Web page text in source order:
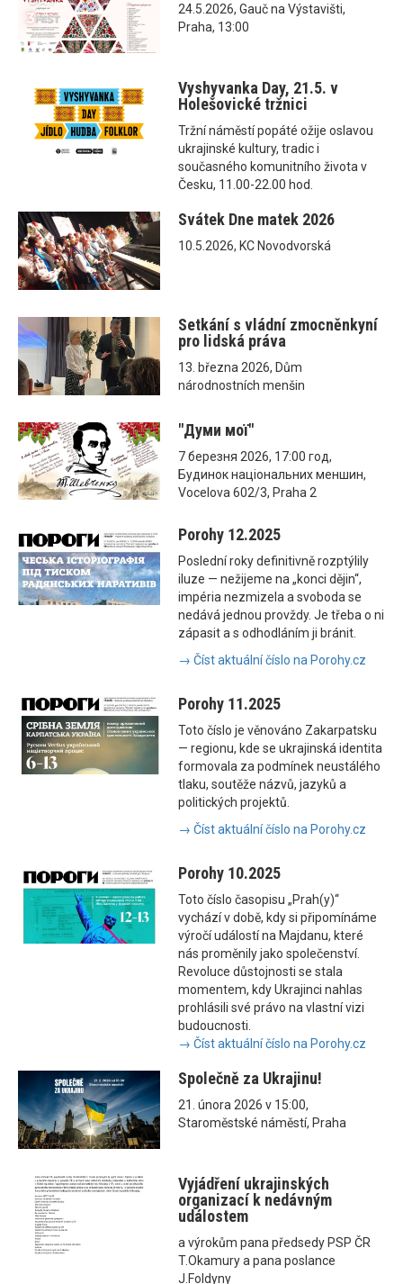
24.5.2026, Gauč na Výstavišti,
Praha, 13:00
Vyshyvanka Day, 21.5. v
Holešovické tržnici
Tržní náměstí popáté ožije oslavou
ukrajinské kultury, tradic i
současného komunitního života v
Česku, 11.00-22.00 hod.
Svátek Dne matek 2026
10.5.2026, KC Novodvorská
Setkání s vládní zmocněnkyní
pro lidská práva
13. března 2026, Dům
národnostních menšin
"Думи мої"
7 березня 2026, 17:00 год,
Будинок національних меншин,
Vocelova 602/3, Praha 2
Porohy 12.2025
Poslední roky definitivně rozptýlily
iluze — nežijeme na „konci dějin“,
impéria nezmizela a svoboda se
nedává jednou provždy. Je třeba o ni
zápasit a s odhodláním ji bránit.
→ Číst aktuální číslo na Porohy.cz
Porohy 11.2025
Toto číslo je věnováno Zakarpatsku
— regionu, kde se ukrajinská identita
formovala za podmínek neustálého
tlaku, soutěže názvů, jazyků a
politických projektů.
→ Číst aktuální číslo na Porohy.cz
Porohy 10.2025
Toto číslo časopisu „Prah(y)“
vychází v době, kdy si připomínáme
výročí událostí na Majdanu, které
nás proměnily jako společenství.
Revoluce důstojnosti se stala
momentem, kdy Ukrajinci nahlas
prohlásili své právo na vlastní vizi
budoucnosti.
→ Číst aktuální číslo na Porohy.cz
Společně za Ukrajinu!
21. února 2026 v 15:00,
Staroměstské náměstí, Praha
Vyjádření ukrajinských
organizací k nedávným
událostem
a výrokům pana předsedy PSP ČR
T.Okamury a pana poslance
J.Foldyny